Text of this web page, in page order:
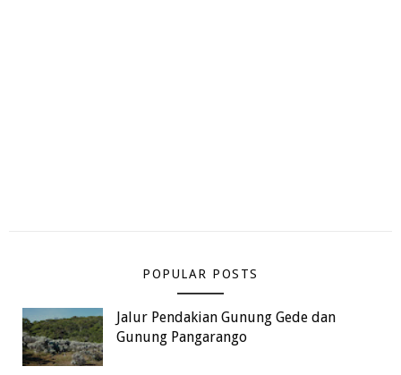
POPULAR POSTS
Jalur Pendakian Gunung Gede dan
Gunung Pangarango